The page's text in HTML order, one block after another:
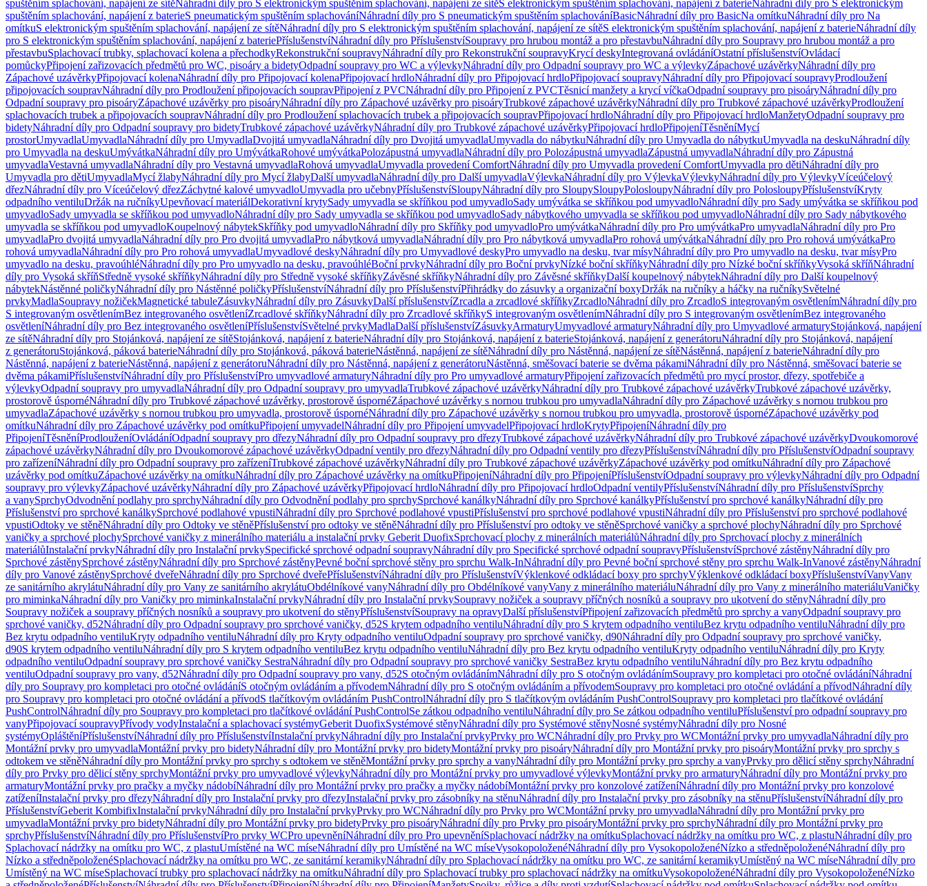
spuštěním splachování, napájení ze sítěNáhradní díly pro S elektronickým spuštěním splachování, napájení ze sítěS elektronickým spuštěním splachování, napájení z baterieNáhradní díly pro S elektronickým
spuštěním splachování, napájení z baterieS pneumatickým spuštěním splachováníNáhradní díly pro S pneumatickým spuštěním splachováníBasicNáhradní díly pro BasicNa omítkuNáhradní díly pro Na
omítkuS elektronickým spuštěním splachování, napájení ze sítěNáhradní díly pro S elektronickým spuštěním splachování, napájení ze sítěS elektronickým spuštěním splachování, napájení z baterieNáhradní díly
pro S elektronickým spuštěním splachování, napájení z bateriePříslušenstvíNáhradní díly pro PříslušenstvíSoupravy pro hrubou montáž a pro přestavbuNáhradní díly pro Soupravy pro hrubou montáž a pro
přestavbuSplachovací trubky, splachovací kolena a přechodkyRekonstrukční soupravyNáhradní díly pro Rekonstrukční soupravyKrycí deskyIntegrovaná ovládáníOstatní příslušenstvíOvládací
pomůckyPřipojení zařizovacích předmětů pro WC, pisoáry a bidetyOdpadní soupravy pro WC a výlevkyNáhradní díly pro Odpadní soupravy pro WC a výlevkyZápachové uzávěrkyNáhradní díly pro
Zápachové uzávěrkyPřipojovací kolenaNáhradní díly pro Připojovací kolenaPřipojovací hrdloNáhradní díly pro Připojovací hrdloPřipojovací soupravyNáhradní díly pro Připojovací soupravyProdloužení
připojovacích soupravNáhradní díly pro Prodloužení připojovacích soupravPřipojení z PVCNáhradní díly pro Připojení z PVCTěsnicí manžety a krycí víčkaOdpadní soupravy pro pisoáryNáhradní díly pro
Odpadní soupravy pro pisoáryZápachové uzávěrky pro pisoáryNáhradní díly pro Zápachové uzávěrky pro pisoáryTrubkové zápachové uzávěrkyNáhradní díly pro Trubkové zápachové uzávěrkyProdloužení
splachovacích trubek a připojovacích soupravNáhradní díly pro Prodloužení splachovacích trubek a připojovacích soupravPřipojovací hrdloNáhradní díly pro Připojovací hrdloManžetyOdpadní soupravy pro
bidetyNáhradní díly pro Odpadní soupravy pro bidetyTrubkové zápachové uzávěrkyNáhradní díly pro Trubkové zápachové uzávěrkyPřipojovací hrdloPřipojeníTěsněníMycí
prostorUmyvadlaUmyvadlaNáhradní díly pro UmyvadlaDvojitá umyvadlaNáhradní díly pro Dvojitá umyvadlaUmyvadla do nábytkuNáhradní díly pro Umyvadla do nábytkuUmyvadla na deskuNáhradní díly
pro Umyvadla na deskuUmývátkaNáhradní díly pro UmývátkaRohové umývátkaPolozápustná umyvadlaNáhradní díly pro Polozápustná umyvadlaZápustná umyvadlaNáhradní díly pro Zápustná
umyvadlaVestavná umyvadlaNáhradní díly pro Vestavná umyvadlaRohová umyvadlaUmyvadla provedení ComfortNáhradní díly pro Umyvadla provedení ComfortUmyvadla pro dětiNáhradní díly pro
Umyvadla pro dětiUmyvadlaMycí žlabyNáhradní díly pro Mycí žlabyDalší umyvadlaNáhradní díly pro Další umyvadlaVýlevkaNáhradní díly pro VýlevkaVýlevkyNáhradní díly pro VýlevkyVíceúčelový
dřezNáhradní díly pro Víceúčelový dřezZáchytné kalové umyvadloUmyvadla pro učebnyPříslušenstvíSloupyNáhradní díly pro SloupySloupyPolosloupyNáhradní díly pro PolosloupyPříslušenstvíKryty
odpadního ventiluDržák na ručníkyUpevňovací materiálDekorativní krytySady umyvadla se skříňkou pod umyvadloSady umývátka se skříňkou pod umyvadloNáhradní díly pro Sady umývátka se skříňkou pod
umyvadloSady umyvadla se skříňkou pod umyvadloNáhradní díly pro Sady umyvadla se skříňkou pod umyvadloSady nábytkového umyvadla se skříňkou pod umyvadloNáhradní díly pro Sady nábytkového
umyvadla se skříňkou pod umyvadloKoupelnový nábytekSkříňky pod umyvadloNáhradní díly pro Skříňky pod umyvadloPro umývátkaNáhradní díly pro Pro umývátkaPro umyvadlaNáhradní díly pro Pro
umyvadlaPro dvojitá umyvadlaNáhradní díly pro Pro dvojitá umyvadlaPro nábytková umyvadlaNáhradní díly pro Pro nábytková umyvadlaPro rohová umývátkaNáhradní díly pro Pro rohová umývátkaPro
rohová umyvadlaNáhradní díly pro Pro rohová umyvadlaUmyvadlové deskyNáhradní díly pro Umyvadlové deskyPro umyvadlo na desku, tvar mísyNáhradní díly pro Pro umyvadlo na desku, tvar mísyPro
umyvadlo na desku, pravoúhléNáhradní díly pro Pro umyvadlo na desku, pravoúhléBoční prvkyNáhradní díly pro Boční prvkyNízké boční skříňkyNáhradní díly pro Nízké boční skříňkyVysoká skříňNáhradní
díly pro Vysoká skříňStředně vysoké skříňkyNáhradní díly pro Středně vysoké skříňkyZávěsné skříňkyNáhradní díly pro Závěsné skříňkyDalší koupelnový nábytekNáhradní díly pro Další koupelnový
nábytekNástěnné poličkyNáhradní díly pro Nástěnné poličkyPříslušenstvíNáhradní díly pro PříslušenstvíPřihrádky do zásuvky a organizační boxyDržák na ručníky a háčky na ručníkySvětelné
prvkyMadlaSoupravy nožičekMagnetické tabuleZásuvkyNáhradní díly pro ZásuvkyDalší příslušenstvíZrcadla a zrcadlové skříňkyZrcadloNáhradní díly pro ZrcadloS integrovaným osvětlenímNáhradní díly pro
S integrovaným osvětlenímBez integrovaného osvětleníZrcadlové skříňkyNáhradní díly pro Zrcadlové skříňkyS integrovaným osvětlenímNáhradní díly pro S integrovaným osvětlenímBez integrovaného
osvětleníNáhradní díly pro Bez integrovaného osvětleníPříslušenstvíSvětelné prvkyMadlaDalší příslušenstvíZásuvkyArmaturyUmyvadlové armaturyNáhradní díly pro Umyvadlové armaturyStojánková, napájení
ze sítěNáhradní díly pro Stojánková, napájení ze sítěStojánková, napájení z baterieNáhradní díly pro Stojánková, napájení z baterieStojánková, napájení z generátoruNáhradní díly pro Stojánková, napájení
z generátoruStojánková, páková baterieNáhradní díly pro Stojánková, páková baterieNástěnná, napájení ze sítěNáhradní díly pro Nástěnná, napájení ze sítěNástěnná, napájení z baterieNáhradní díly pro
Nástěnná, napájení z baterieNástěnná, napájení z generátoruNáhradní díly pro Nástěnná, napájení z generátoruNástěnná, směšovací baterie se dvěma pákamiNáhradní díly pro Nástěnná, směšovací baterie se
dvěma pákamiPříslušenstvíNáhradní díly pro PříslušenstvíPro umyvadlové armaturyNáhradní díly pro Pro umyvadlové armaturyPřipojení zařizovacích předmětů pro mycí prostor, dřezy, spotřebiče a
výlevkyOdpadní soupravy pro umyvadlaNáhradní díly pro Odpadní soupravy pro umyvadlaTrubkové zápachové uzávěrkyNáhradní díly pro Trubkové zápachové uzávěrkyTrubkové zápachové uzávěrky,
prostorově úspornéNáhradní díly pro Trubkové zápachové uzávěrky, prostorově úspornéZápachové uzávěrky s nornou trubkou pro umyvadlaNáhradní díly pro Zápachové uzávěrky s nornou trubkou pro
umyvadlaZápachové uzávěrky s nornou trubkou pro umyvadla, prostorově úspornéNáhradní díly pro Zápachové uzávěrky s nornou trubkou pro umyvadla, prostorově úspornéZápachové uzávěrky pod
omítkuNáhradní díly pro Zápachové uzávěrky pod omítkuPřipojení umyvadelNáhradní díly pro Připojení umyvadelPřipojovací hrdloKrytyPřipojeníNáhradní díly pro
PřipojeníTěsněníProdlouženíOvládáníOdpadní soupravy pro dřezyNáhradní díly pro Odpadní soupravy pro dřezyTrubkové zápachové uzávěrkyNáhradní díly pro Trubkové zápachové uzávěrkyDvoukomorové
zápachové uzávěrkyNáhradní díly pro Dvoukomorové zápachové uzávěrkyOdpadní ventily pro dřezyNáhradní díly pro Odpadní ventily pro dřezyPříslušenstvíNáhradní díly pro PříslušenstvíOdpadní soupravy
pro zařízeníNáhradní díly pro Odpadní soupravy pro zařízeníTrubkové zápachové uzávěrkyNáhradní díly pro Trubkové zápachové uzávěrkyZápachové uzávěrky pod omítkuNáhradní díly pro Zápachové
uzávěrky pod omítkuZápachové uzávěrky na omítkuNáhradní díly pro Zápachové uzávěrky na omítkuPřipojeníNáhradní díly pro PřipojeníPříslušenstvíOdpadní soupravy pro výlevkyNáhradní díly pro Odpadní
soupravy pro výlevkyZápachové uzávěrkyNáhradní díly pro Zápachové uzávěrkyPřipojovací hrdloNáhradní díly pro Připojovací hrdloOdpadní ventilyPříslušenstvíNáhradní díly pro PříslušenstvíSprchy
a vanySprchyOdvodnění podlahy pro sprchyNáhradní díly pro Odvodnění podlahy pro sprchySprchové kanálkyNáhradní díly pro Sprchové kanálkyPříslušenství pro sprchové kanálkyNáhradní díly pro
Příslušenství pro sprchové kanálkySprchové podlahové vpustiNáhradní díly pro Sprchové podlahové vpustiPříslušenství pro sprchové podlahové vpustiNáhradní díly pro Příslušenství pro sprchové podlahové
vpustiOdtoky ve stěněNáhradní díly pro Odtoky ve stěněPříslušenství pro odtoky ve stěněNáhradní díly pro Příslušenství pro odtoky ve stěněSprchové vaničky a sprchové plochyNáhradní díly pro Sprchové
vaničky a sprchové plochySprchové vaničky z minerálního materiálu a instalační prvky Geberit DuofixSprchovací plochy z minerálních materiálůNáhradní díly pro Sprchovací plochy z minerálních
materiálůInstalační prvkyNáhradní díly pro Instalační prvkySpecifické sprchové odpadní soupravyNáhradní díly pro Specifické sprchové odpadní soupravyPříslušenstvíSprchové zástěnyNáhradní díly pro
Sprchové zástěnySprchové zástěnyNáhradní díly pro Sprchové zástěnyPevné boční sprchové stěny pro sprchu Walk-InNáhradní díly pro Pevné boční sprchové stěny pro sprchu Walk-InVanové zástěnyNáhradní
díly pro Vanové zástěnySprchové dveřeNáhradní díly pro Sprchové dveřePříslušenstvíNáhradní díly pro PříslušenstvíVýklenkové odkládací boxy pro sprchyVýklenkové odkládací boxyPříslušenstvíVanyVany
ze sanitárního akrylátuNáhradní díly pro Vany ze sanitárního akrylátuObdélníkové vanyNáhradní díly pro Obdélníkové vanyVany z minerálního materiáluNáhradní díly pro Vany z minerálního materiáluVaničky
pro miminkaNáhradní díly pro Vaničky pro miminkaInstalační prvkyNáhradní díly pro Instalační prvkySoupravy nožiček a soupravy příčných nosníků a soupravy pro ukotvení do stěnyNáhradní díly pro
Soupravy nožiček a soupravy příčných nosníků a soupravy pro ukotvení do stěnyPříslušenstvíSoupravy na opravyDalší příslušenstvíPřipojení zařizovacích předmětů pro sprchy a vanyOdpadní soupravy pro
sprchové vaničky, d52Náhradní díly pro Odpadní soupravy pro sprchové vaničky, d52S krytem odpadního ventiluNáhradní díly pro S krytem odpadního ventiluBez krytu odpadního ventiluNáhradní díly pro
Bez krytu odpadního ventiluKryty odpadního ventiluNáhradní díly pro Kryty odpadního ventiluOdpadní soupravy pro sprchové vaničky, d90Náhradní díly pro Odpadní soupravy pro sprchové vaničky,
d90S krytem odpadního ventiluNáhradní díly pro S krytem odpadního ventiluBez krytu odpadního ventiluNáhradní díly pro Bez krytu odpadního ventiluKryty odpadního ventiluNáhradní díly pro Kryty
odpadního ventiluOdpadní soupravy pro sprchové vaničky SestraNáhradní díly pro Odpadní soupravy pro sprchové vaničky SestraBez krytu odpadního ventiluNáhradní díly pro Bez krytu odpadního
ventiluOdpadní soupravy pro vany, d52Náhradní díly pro Odpadní soupravy pro vany, d52S otočným ovládánímNáhradní díly pro S otočným ovládánímSoupravy pro kompletaci pro otočné ovládáníNáhradní
díly pro Soupravy pro kompletaci pro otočné ovládáníS otočným ovládáním a přívodemNáhradní díly pro S otočným ovládáním a přívodemSoupravy pro kompletaci pro otočné ovládání a přívodNáhradní díly
pro Soupravy pro kompletaci pro otočné ovládání a přívodS tlačítkovým ovládáním PushControlNáhradní díly pro S tlačítkovým ovládáním PushControlSoupravy pro kompletaci pro tlačítkové ovládání
PushControlNáhradní díly pro Soupravy pro kompletaci pro tlačítkové ovládání PushControlSe zátkou odpadního ventiluNáhradní díly pro Se zátkou odpadního ventiluPříslušenství pro odpadní soupravy pro
vanyPřipojovací soupravyPřívody vodyInstalační a splachovací systémyGeberit DuofixSystémové stěnyNáhradní díly pro Systémové stěnyNosné systémyNáhradní díly pro Nosné
systémyOpláštěníPříslušenstvíNáhradní díly pro PříslušenstvíInstalační prvkyNáhradní díly pro Instalační prvkyPrvky pro WCNáhradní díly pro Prvky pro WCMontážní prvky pro umyvadlaNáhradní díly pro
Montážní prvky pro umyvadlaMontážní prvky pro bidetyNáhradní díly pro Montážní prvky pro bidetyMontážní prvky pro pisoáryNáhradní díly pro Montážní prvky pro pisoáryMontážní prvky pro sprchy s
odtokem ve stěněNáhradní díly pro Montážní prvky pro sprchy s odtokem ve stěněMontážní prvky pro sprchy a vanyNáhradní díly pro Montážní prvky pro sprchy a vanyPrvky pro dělicí stěny sprchyNáhradní
díly pro Prvky pro dělicí stěny sprchyMontážní prvky pro umyvadlové výlevkyNáhradní díly pro Montážní prvky pro umyvadlové výlevkyMontážní prvky pro armaturyNáhradní díly pro Montážní prvky pro
armaturyMontážní prvky pro pračky a myčky nádobíNáhradní díly pro Montážní prvky pro pračky a myčky nádobíMontážní prvky pro konzolové zatíženíNáhradní díly pro Montážní prvky pro konzolové
zatíženíInstalační prvky pro dřezyNáhradní díly pro Instalační prvky pro dřezyInstalační prvky pro zásobníky na stěnuNáhradní díly pro Instalační prvky pro zásobníky na stěnuPříslušenstvíNáhradní díly pro
PříslušenstvíGeberit KombifixInstalační prvkyNáhradní díly pro Instalační prvkyPrvky pro WCNáhradní díly pro Prvky pro WCMontážní prvky pro umyvadlaNáhradní díly pro Montážní prvky pro
umyvadlaMontážní prvky pro bidetyNáhradní díly pro Montážní prvky pro bidetyPrvky pro pisoáryNáhradní díly pro Prvky pro pisoáryMontážní prvky pro sprchyNáhradní díly pro Montážní prvky pro
sprchyPříslušenstvíNáhradní díly pro PříslušenstvíPro prvky WCPro upevněníNáhradní díly pro Pro upevněníSplachovací nádržky na omítkuSplachovací nádržky na omítku pro WC, z plastuNáhradní díly pro
Splachovací nádržky na omítku pro WC, z plastuUmístěné na WC míseNáhradní díly pro Umístěné na WC míseVysokopoloženéNáhradní díly pro VysokopoloženéNízko a středněpoloženéNáhradní díly pro
Nízko a středněpoloženéSplachovací nádržky na omítku pro WC, ze sanitární keramikyNáhradní díly pro Splachovací nádržky na omítku pro WC, ze sanitární keramikyUmístěný na WC míseNáhradní díly pro
Umístěný na WC míseSplachovací trubky pro splachovací nádržky na omítkuNáhradní díly pro Splachovací trubky pro splachovací nádržky na omítkuVysokopoloženéNáhradní díly pro VysokopoloženéNízko